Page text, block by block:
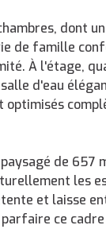
dont
de famille
À l'étage,
d'eau
optimisés
de 657
les
et laisse
ce